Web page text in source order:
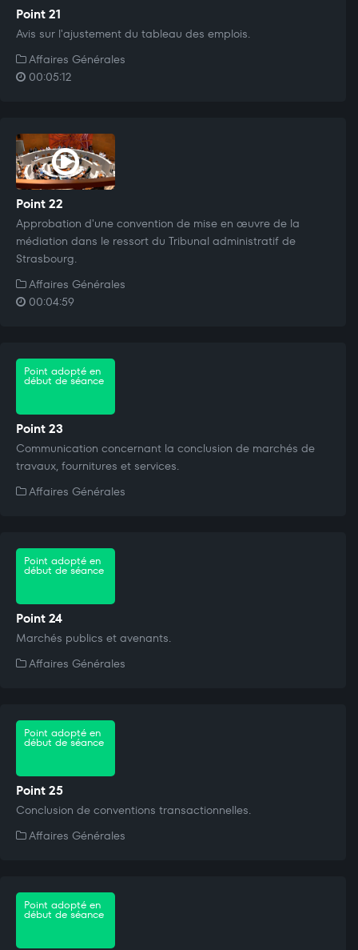
Point 21
Avis sur l'ajustement du tableau des emplois.
Affaires Générales
00:05:12
Point 22
Approbation d'une convention de mise en œuvre de la
médiation dans le ressort du Tribunal administratif de
Strasbourg.
Affaires Générales
00:04:59
Point adopté en
début de séance
Point 23
Communication concernant la conclusion de marchés de
travaux, fournitures et services.
Affaires Générales
Point adopté en
début de séance
Point 24
Marchés publics et avenants.
Affaires Générales
Point adopté en
début de séance
Point 25
Conclusion de conventions transactionnelles.
Affaires Générales
Point adopté en
début de séance